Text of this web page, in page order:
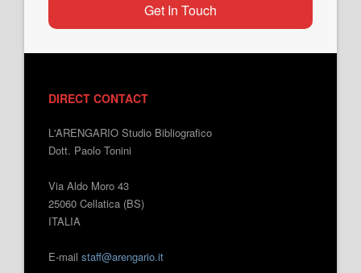
Get In Touch
DIRECT CONTACT
L'ARENGARIO Studio Bibliografico
Dott. Paolo Tonini
Via Aldo Moro 43
25060 Cellatica (BS)
ITALIA
E-mail staff@arengario.it